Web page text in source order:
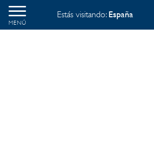
MENÚ
Estás visitando:España